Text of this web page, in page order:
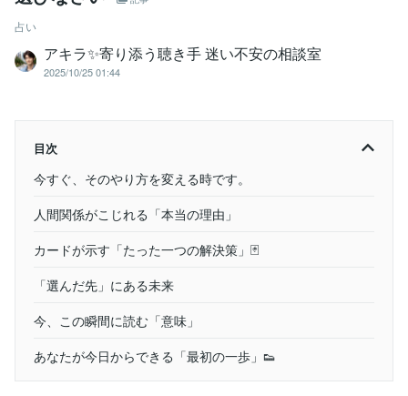
占い
アキラ✨寄り添う聴き手 迷い不安の相談室
2025/10/25 01:44
目次
今すぐ、そのやり方を変える時です。
人間関係がこじれる「本当の理由」
カードが示す「たった一つの解決策」🃏
「選んだ先」にある未来
今、この瞬間に読む「意味」
あなたが今日からできる「最初の一歩」👟